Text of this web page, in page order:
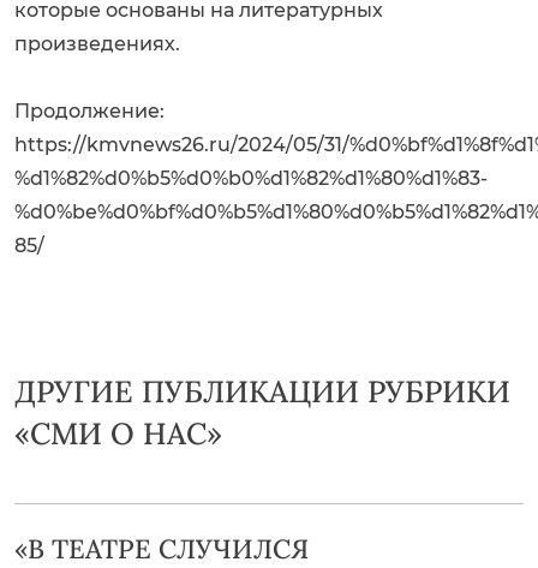
которые основаны на литературных
произведениях.
Продолжение:
https://kmvnews26.ru/2024/05/31/
%d1%82%d0%b5%d0%b0%d1%82%d1%80%d1%83-
85/
ДРУГИЕ ПУБЛИКАЦИИ РУБРИКИ
«СМИ О НАС»
«В ТЕАТРЕ СЛУЧИЛСЯ